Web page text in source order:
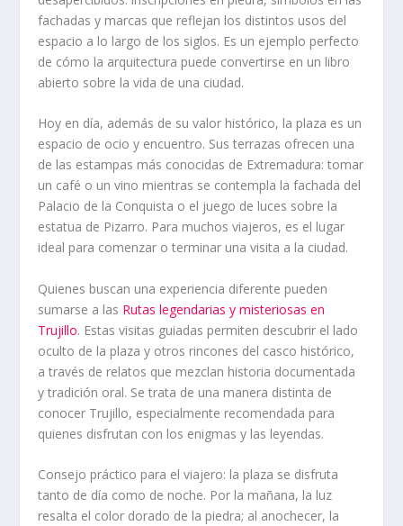
fachadas y marcas que reflejan los distintos usos del
espacio a lo largo de los siglos. Es un ejemplo perfecto
de cómo la arquitectura puede convertirse en un libro
abierto sobre la vida de una ciudad.
Hoy en día, además de su valor histórico, la plaza es un
espacio de ocio y encuentro. Sus terrazas ofrecen una
de las estampas más conocidas de Extremadura: tomar
un café o un vino mientras se contempla la fachada del
Palacio de la Conquista o el juego de luces sobre la
estatua de Pizarro. Para muchos viajeros, es el lugar
ideal para comenzar o terminar una visita a la ciudad.
Quienes buscan una experiencia diferente pueden
sumarse a las Rutas legendarias y misteriosas en
Trujillo. Estas visitas guiadas permiten descubrir el lado
oculto de la plaza y otros rincones del casco histórico,
a través de relatos que mezclan historia documentada
y tradición oral. Se trata de una manera distinta de
conocer Trujillo, especialmente recomendada para
quienes disfrutan con los enigmas y las leyendas.
Consejo práctico para el viajero: la plaza se disfruta
tanto de día como de noche. Por la mañana, la luz
resalta el color dorado de la piedra; al anochecer, la